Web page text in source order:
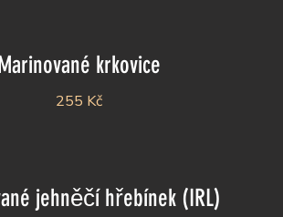
krkovice
255 Kč
jehněčí hřebínek (IRL)